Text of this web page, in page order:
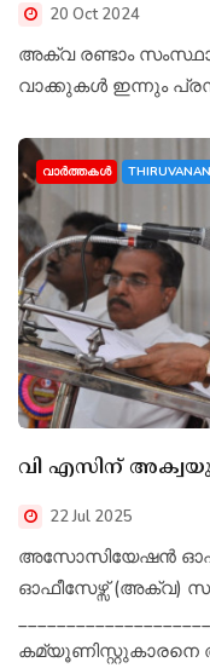
20 Oct 2024
അക്വ രണ്ടാം
വാക്കുകൾ ഇന്നും
വാർത്തകൾ
വി എസിന്
22 Jul 2025
അസോസിയേഷൻ ഓഫ്
ഓഫീസേഴ്സ് (അക്വ)
കമ്യൂണിസ്റ്റുകാരനെ